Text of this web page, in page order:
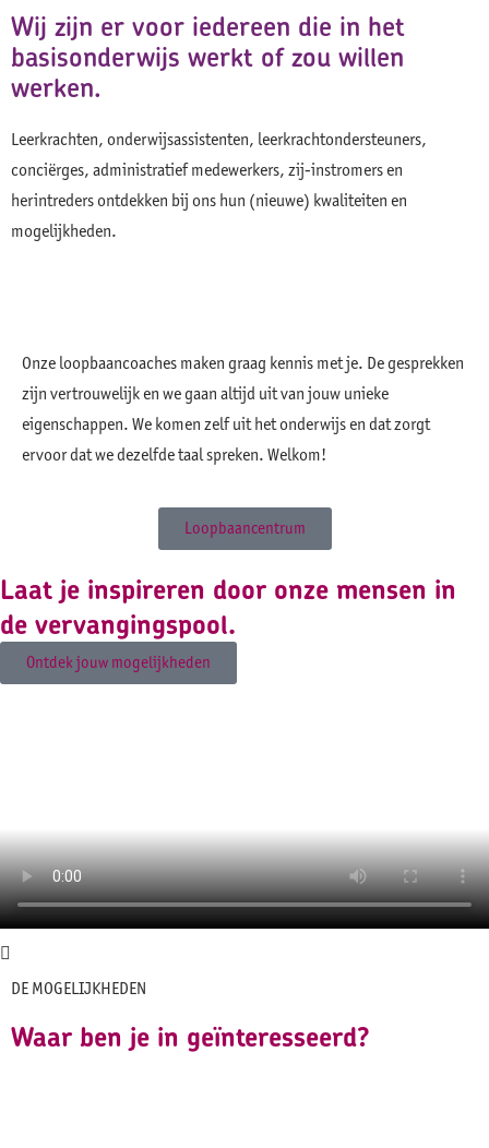
Wij zijn er voor iedereen die in het
basisonderwijs werkt of zou willen
werken.
Leerkrachten, onderwijsassistenten, leerkrachtondersteuners,
conciërges, administratief medewerkers, zij-instromers en
herintreders ontdekken bij ons hun (nieuwe) kwaliteiten en
mogelijkheden.
Onze loopbaancoaches maken graag kennis met je. De gesprekken
zijn vertrouwelijk en we gaan altijd uit van jouw unieke
eigenschappen. We komen zelf uit het onderwijs en dat zorgt
ervoor dat we dezelfde taal spreken. Welkom!
Loopbaancentrum
Laat je inspireren door onze mensen in
de vervangingspool.
Ontdek jouw mogelijkheden
DE MOGELIJKHEDEN
Waar ben je in geïnteresseerd?